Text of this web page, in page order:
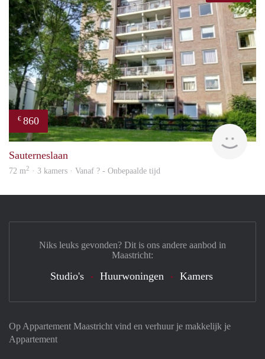
€ 860
Sauterneslaan
72 m2 · 3 kamers · Vanaf ? - Onbepaalde tijd
Op Appartement Maastricht vind en verhuur je makkelijk je
Appartement
Niks leuks gevonden? Dit is ons andere aanbod in
Maastricht:
Studio's Huurwoningen Kamers